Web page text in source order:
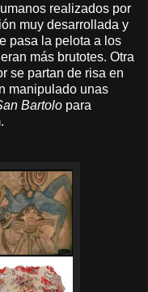
realizados por
muy desarrollada y
pasa la pelota a los
más brutotes. Otra
se partan de risa en
manipulado unas
Bartolo para